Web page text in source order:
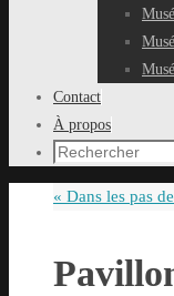
Contact
À propos
Recherche
:
« Dans les pas